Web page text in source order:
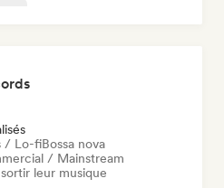
/ Lo-fiBossa nova
/ Mainstream
leur musique